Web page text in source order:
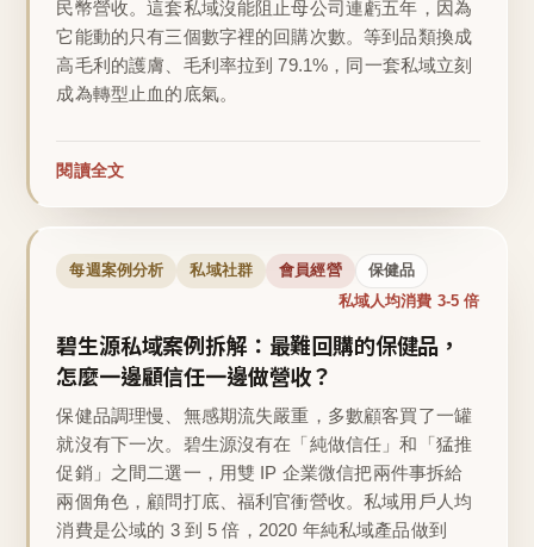
民幣營收。這套私域沒能阻止母公司連虧五年，因為
它能動的只有三個數字裡的回購次數。等到品類換成
高毛利的護膚、毛利率拉到 79.1%，同一套私域立刻
成為轉型止血的底氣。
閱讀全文
每週案例分析 私域社群 會員經營 保健品
私域人均消費 3-5 倍
碧生源私域案例拆解：最難回購的保健品，
怎麼一邊顧信任一邊做營收？
保健品調理慢、無感期流失嚴重，多數顧客買了一罐
就沒有下一次。碧生源沒有在「純做信任」和「猛推
促銷」之間二選一，用雙 IP 企業微信把兩件事拆給
兩個角色，顧問打底、福利官衝營收。私域用戶人均
消費是公域的 3 到 5 倍，2020 年純私域產品做到